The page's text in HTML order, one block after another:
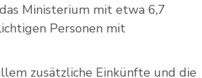
Ministerium mit etwa 6,7
Personen mit
zusätzliche Einkünfte und die